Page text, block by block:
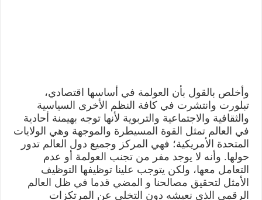
وأخلص بالقول بأن العولمة في أساسها اقتصادي،
تبلورت وانتشرت في كافة النظم الأخرى السياسية
والثقافية والاجتماعية والتربوية لأنها توجه بهيمنة أحادية
في العالم تمثل القوة المسيطرة والموجهة وهي الولايات
المتحدة الأمريكية؛ فهي المركز وجميع دول العالم تدور
حولها. وأنه لا يوجد مفر من تجنب العولمة أو عدم
التعامل معها، ولكن يتوجب علينا توظيفها التوظيف
الأمثل لتحقيق مصالحنا و المضي قدما في ظل العالم
الرقمي الذي نعيشه دون التخلي عن المرتكزات